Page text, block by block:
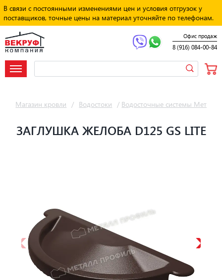
В связи с постоянными изменениями цен и условия отгрузок у
поставщиков, точные цены на материал уточняйте по телефонам.
Офис продаж
8 (916) 084-00-84
Магазин кровли / Водостоки / Водосточные системы Металл
ЗАГЛУШКА ЖЕЛОБА D125 GS LITE